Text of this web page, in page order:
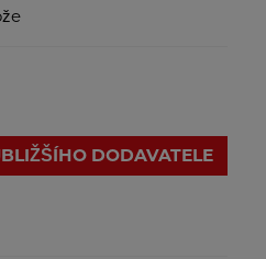
DODAVATELE